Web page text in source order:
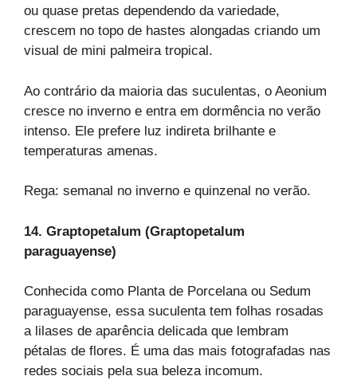
ou quase pretas dependendo da variedade,
crescem no topo de hastes alongadas criando um
visual de mini palmeira tropical.
Ao contrário da maioria das suculentas, o Aeonium
cresce no inverno e entra em dormência no verão
intenso. Ele prefere luz indireta brilhante e
temperaturas amenas.
Rega: semanal no inverno e quinzenal no verão.
14. Graptopetalum (Graptopetalum
paraguayense)
Conhecida como Planta de Porcelana ou Sedum
paraguayense, essa suculenta tem folhas rosadas
a lilases de aparência delicada que lembram
pétalas de flores. É uma das mais fotografadas nas
redes sociais pela sua beleza incomum.